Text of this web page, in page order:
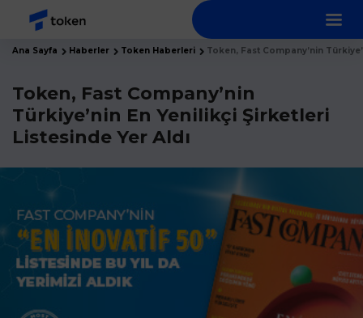
Ana Sayfa Haberler Token Haberleri Token, Fast Company’nin
Token, Fast Company’nin
Türkiye’nin En Yenilikçi Şirketleri
Listesinde Yer Aldı